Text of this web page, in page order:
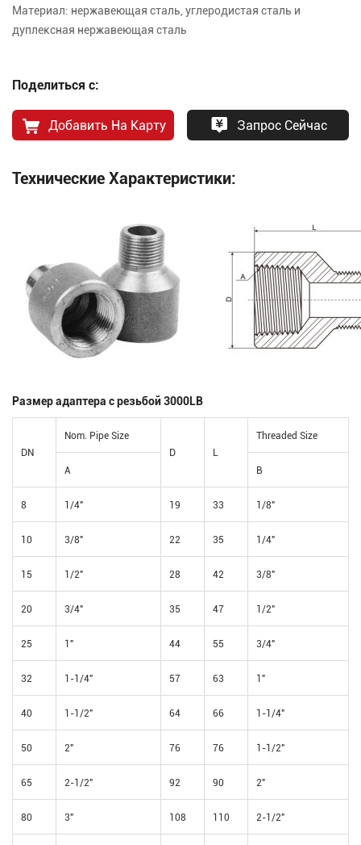
Материал: нержавеющая сталь, углеродистая сталь и
дуплексная нержавеющая сталь
Поделиться с:
Добавить На Карту Запрос Сейчас
Технические Характеристики:
Размер адаптера с резьбой 3000LB
DN
Nom. Pipe Size
D
L
Threaded Size
A B
8 1/4" 19 33 1/8"
10 3/8" 22 35 1/4"
15 1/2" 28 42 3/8"
20 3/4" 35 47 1/2"
25 1" 44 55 3/4"
32 1-1/4" 57 63 1"
40 1-1/2" 64 66 1-1/4"
50 2" 76 76 1-1/2"
65 2-1/2" 92 90 2"
80 3" 108 110 2-1/2"